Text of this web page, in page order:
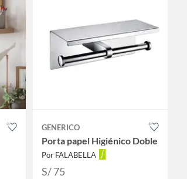
GENERICO
Porta papel Higiénico Doble
Por FALABELLA
S/ 75